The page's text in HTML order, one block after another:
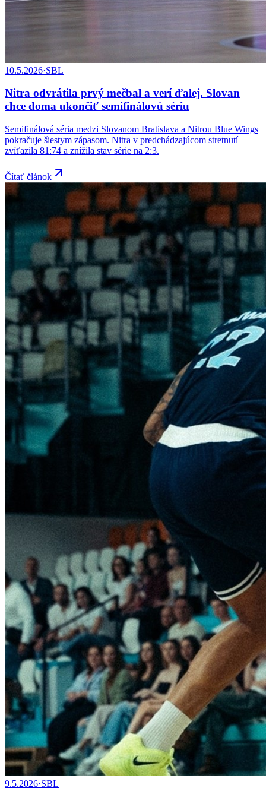
10.5.2026·SBL
Nitra odvrátila prvý mečbal a verí ďalej. Slovan
chce doma ukončiť semifinálovú sériu
Semifinálová séria medzi Slovanom Bratislava a Nitrou Blue Wings
pokračuje šiestym zápasom. Nitra v predchádzajúcom stretnutí
zvíťazila 81:74 a znížila stav série na 2:3.
Čítať článok
9.5.2026·SBL